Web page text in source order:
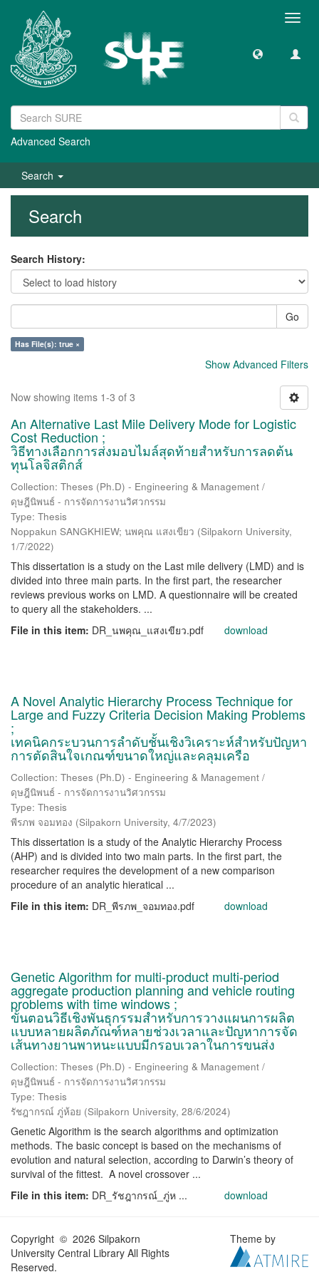
Advanced Search
Search
Search
Search History:
Go
Has File(s): true ×
Show Advanced Filters
Now showing items 1-3 of 3
An Alternative Last Mile Delivery Mode for Logistic
Cost Reduction ;
วิธีทางเลือกการส่งมอบไมล์สุดท้ายสำหรับการลดต้น
ทุนโลจิสติกส์
Collection: Theses (Ph.D) - Engineering & Management /
ดุษฎีนิพนธ์ - การจัดการงานวิศวกรรม
Type: Thesis
Noppakun SANGKHIEW; นพคุณ แสงเขียว (Silpakorn University,
1/7/2022)
This dissertation is a study on the Last mile delivery (LMD) and is
divided into three main parts. In the first part, the researcher
reviews previous works on LMD. A questionnaire will be created
to query all the stakeholders. ...
File in this item: DR_นพคุณ_แสงเขียว.pdf download
A Novel Analytic Hierarchy Process Technique for
Large and Fuzzy Criteria Decision Making Problems
;
เทคนิคกระบวนการลำดับชั้นเชิงวิเคราะห์สำหรับปัญหา
การตัดสินใจเกณฑ์ขนาดใหญ่และคลุมเครือ
Collection: Theses (Ph.D) - Engineering & Management /
ดุษฎีนิพนธ์ - การจัดการงานวิศวกรรม
Type: Thesis
พีรภพ จอมทอง (Silpakorn University, 4/7/2023)
This dissertation is a study of the Analytic Hierarchy Process
(AHP) and is divided into two main parts. In the first part, the
researcher requires the development of a new comparison
procedure of an analytic hieratical ...
File in this item: DR_พีรภพ_จอมทอง.pdf download
Genetic Algorithm for multi-product multi-period
aggregate production planning and vehicle routing
problems with time windows ;
ขั้นตอนวิธีเชิงพันธุกรรมสำหรับการวางแผนการผลิต
แบบหลายผลิตภัณฑ์หลายช่วงเวลาและปัญหาการจัด
เส้นทางยานพาหนะแบบมีกรอบเวลาในการขนส่ง
Collection: Theses (Ph.D) - Engineering & Management /
ดุษฎีนิพนธ์ - การจัดการงานวิศวกรรม
Type: Thesis
รัชฎากรณ์ ภู่ห้อย (Silpakorn University, 28/6/2024)
Genetic Algorithm is the search algorithms and optimization
methods. The basic concept is based on the mechanisms of
evolution and natural selection, according to Darwin’s theory of
survival of the fittest. A novel crossover ...
File in this item: DR_รัชฎากรณ์_ภู่ห ... download
Copyright © 2026 Silpakorn
University Central Library All Rights
Reserved.
Theme by